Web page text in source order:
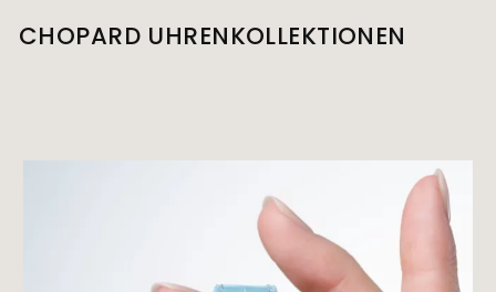
CHOPARD UHRENKOLLEKTIONEN